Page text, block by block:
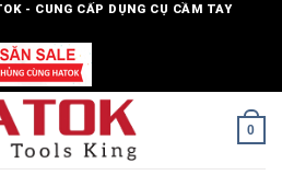
- CUNG CẤP DỤNG CỤ CẦM TAY
0